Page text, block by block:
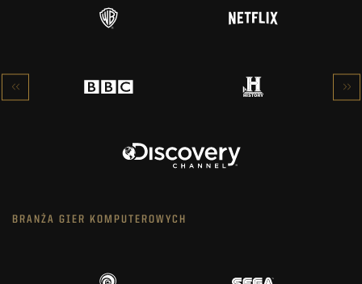
BRANŻA GIER KOMPUTEROWYCH